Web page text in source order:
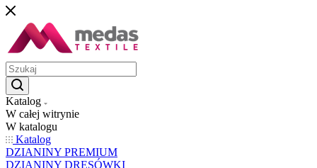
Katalog
W całej witrynie
W katalogu
Katalog
DZIANINY PREMIUM
DZIANINY DRESÓWKI